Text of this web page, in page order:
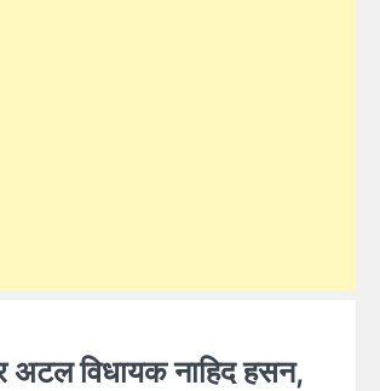
अटल विधायक नाहिद हसन,